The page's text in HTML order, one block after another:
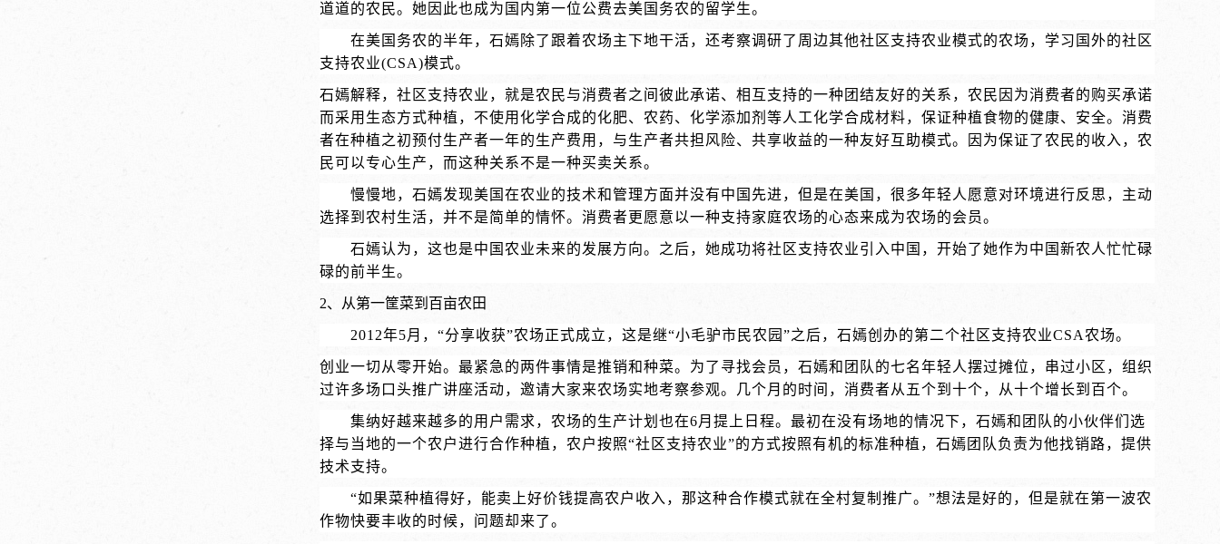
道道的农民。她因此也成为国内第一位公费去美国务农的留学生。
在美国务农的半年，石嫣除了跟着农场主下地干活，还考察调研了周边其他社区支持农业模式的农场，学习国外的社区
支持农业(CSA)模式。
石嫣解释，社区支持农业，就是农民与消费者之间彼此承诺、相互支持的一种团结友好的关系，农民因为消费者的购买承诺
而采用生态方式种植，不使用化学合成的化肥、农药、化学添加剂等人工化学合成材料，保证种植食物的健康、安全。消费
者在种植之初预付生产者一年的生产费用，与生产者共担风险、共享收益的一种友好互助模式。因为保证了农民的收入，农
民可以专心生产，而这种关系不是一种买卖关系。
慢慢地，石嫣发现美国在农业的技术和管理方面并没有中国先进，但是在美国，很多年轻人愿意对环境进行反思，主动
选择到农村生活，并不是简单的情怀。消费者更愿意以一种支持家庭农场的心态来成为农场的会员。
石嫣认为，这也是中国农业未来的发展方向。之后，她成功将社区支持农业引入中国，开始了她作为中国新农人忙忙碌
碌的前半生。
2、 从第一筐菜到百亩农田
2012年5月，“分享收获”农场正式成立，这是继“小毛驴市民农园”之后，石嫣创办的第二个社区支持农业CSA农场。
创业一切从零开始。最紧急的两件事情是推销和种菜。为了寻找会员，石嫣和团队的七名年轻人摆过摊位，串过小区，组织
过许多场口头推广讲座活动，邀请大家来农场实地考察参观。几个月的时间，消费者从五个到十个，从十个增长到百个。
集纳好越来越多的用户需求，农场的生产计划也在6月提上日程。最初在没有场地的情况下，石嫣和团队的小伙伴们选
择与当地的一个农户进行合作种植，农户按照“社区支持农业”的方式按照有机的标准种植，石嫣团队负责为他找销路，提供
技术支持。
“如果菜种植得好，能卖上好价钱提高农户收入，那这种合作模式就在全村复制推广。”想法是好的，但是就在第一波农
作物快要丰收的时候，问题却来了。